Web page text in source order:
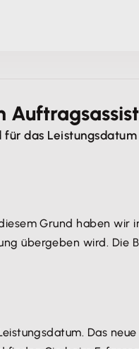
das
Grund haben wir
übergeben wird. Die
Das neue